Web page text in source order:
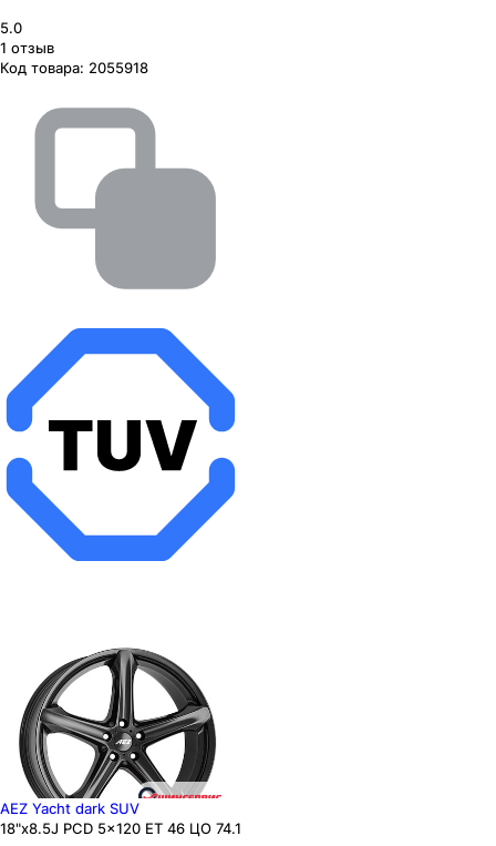
5.0
1 отзыв
Код товара: 2055918
AEZ Yacht dark SUV
18"x8.5J PCD 5x120 ЕТ 46 ЦО 74.1